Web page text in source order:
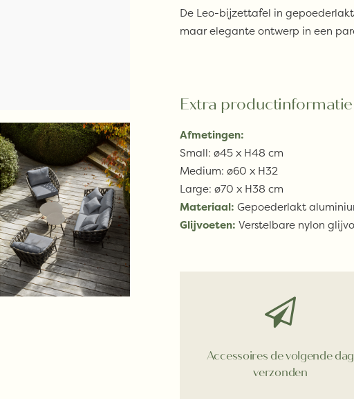
De Leo-bijzettafel in
maar elegante ontwerp in een
Extra productinformatie
Afmetingen:
Small: ø45 x H48 cm
Medium: ø60 x H32
Large: ø70 x H38 cm
Materiaal: Gepoederlakt
Glijvoeten: Verstelbare nylon
Accessoires de volgende dag
verzonden